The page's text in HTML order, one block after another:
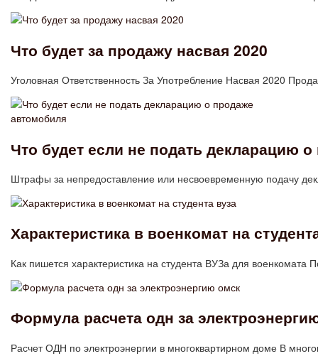
Что будет за продажу насвая 2020
Уголовная Ответственность За Употребление Насвая 2020
Что будет если не подать декларацию
Штрафы за непредоставление или несвоевременную подачу
Характеристика в военкомат на
Как пишется характеристика на студента ВУЗа для
Формула расчета одн за
Расчет ОДН по электроэнергии в многоквартирном доме В